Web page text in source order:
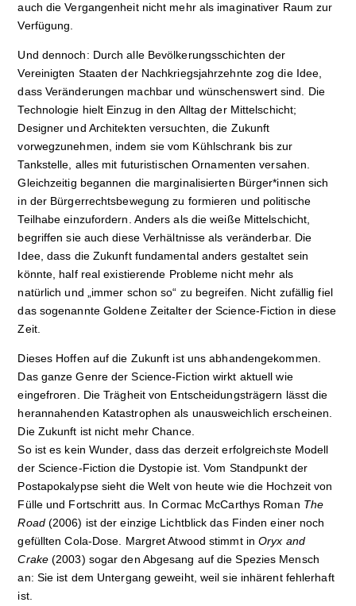
auch die Vergangenheit nicht mehr als imaginativer Raum zur
Verfügung.
Und dennoch: Durch alle Bevölkerungsschichten der
Vereinigten Staaten der Nachkriegsjahrzehnte zog die Idee,
dass Veränderungen machbar und wünschenswert sind. Die
Technologie hielt Einzug in den Alltag der Mittelschicht;
Designer und Architekten versuchten, die Zukunft
vorwegzunehmen, indem sie vom Kühlschrank bis zur
Tankstelle, alles mit futuristischen Ornamenten versahen.
Gleichzeitig begannen die marginalisierten Bürger*innen sich
in der Bürgerrechtsbewegung zu formieren und politische
Teilhabe einzufordern. Anders als die weiße Mittelschicht,
begriffen sie auch diese Verhältnisse als veränderbar. Die
Idee, dass die Zukunft fundamental anders gestaltet sein
könnte, half real existierende Probleme nicht mehr als
natürlich und „immer schon so“ zu begreifen. Nicht zufällig fiel
das sogenannte Goldene Zeitalter der Science-Fiction in diese
Zeit.
Dieses Hoffen auf die Zukunft ist uns abhandengekommen.
Das ganze Genre der Science-Fiction wirkt aktuell wie
eingefroren . Die Trägheit von Entscheidungsträgern lässt die
herannahenden Katastrophen als unausweichlich erscheinen.
Die Zukunft ist nicht mehr Chance.
So ist es kein Wunder, dass das derzeit erfolgreichste Modell
der Science-Fiction die Dystopie ist. Vom Standpunkt der
Postapokalypse sieht die Welt von heute wie die Hochzeit von
Fülle und Fortschritt aus. In Cormac McCarthys Roman The
Road(2006) ist der einzige Lichtblick das Finden einer noch
gefüllten Cola-Dose. Margret Atwood stimmt inOryx and
Crake(2003) sogar den Abgesang auf die Spezies Mensch
an: Sie ist dem Untergang geweiht, weil sie inhärent fehlerhaft
ist.